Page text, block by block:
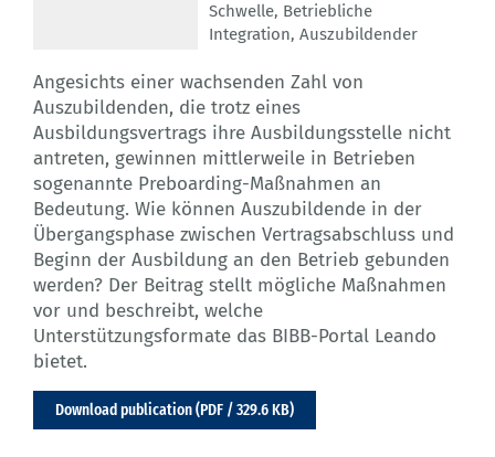
Schwelle, Betriebliche
Integration, Auszubildender
Angesichts einer wachsenden Zahl von
Auszubildenden, die trotz eines
Ausbildungsvertrags ihre Ausbildungsstelle nicht
antreten, gewinnen mittlerweile in Betrieben
sogenannte Preboarding-Maßnahmen an
Bedeutung. Wie können Auszubildende in der
Übergangsphase zwischen Vertragsabschluss und
Beginn der Ausbildung an den Betrieb gebunden
werden? Der Beitrag stellt mögliche Maßnahmen
vor und beschreibt, welche
Unterstützungsformate das BIBB-Portal Leando
bietet.
Download publication (PDF / 329.6 KB)